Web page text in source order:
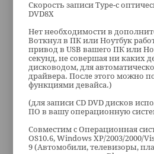
Скорость записи Type-c
DVD8X
Нет необходимости в
Воткнул в ПК или Ноутбук
привод в USB вашего ПК или
секунд, не совершая ни каких
дисководом, для
драйвера. После этого можно
функциями девайса.)
(для записи CD DVD дисков
ПО в вашу операционную
Совместим с Операционная
OS10.6, Windows XP/2003/2000/
9 (Автомобили, телевизоры,